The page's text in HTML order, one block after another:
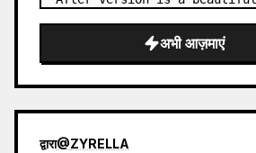
अभी आज़माएं
द्वारा@ZYRELLA